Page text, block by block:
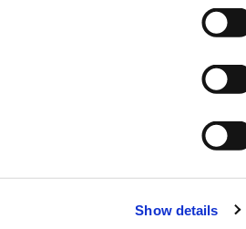
Show details